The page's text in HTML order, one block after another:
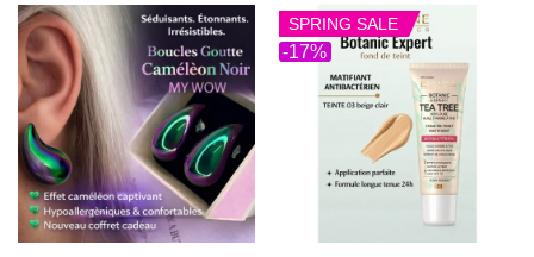
-17%
SPRING SALE